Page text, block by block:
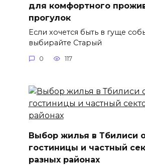
для комфортного
прогулок
Если хочется быть в гуще
выбирайте Старый
0 117
Выбор жилья в Тбилиси
гостиницы и частный
разных районах